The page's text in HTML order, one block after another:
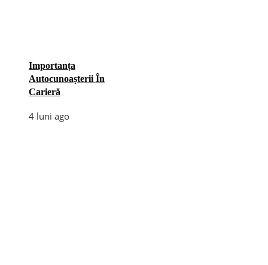
Importanța
Autocunoașterii În
Carieră
4 luni ago